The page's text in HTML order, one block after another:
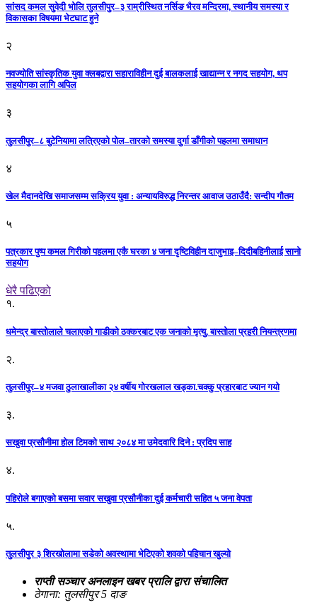
सांसद कमल सुवेदी भोलि तुलसीपुर–३ राम्रीस्थित नर्सिङ भैरव मन्दिरमा, स्थानीय समस्या र
विकासका विषयमा भेटघाट हुने
२
नवज्योति सांस्कृतिक युवा क्लबद्वारा सहाराविहीन दुई बालकलाई खाद्यान्न र नगद सहयोग, थप
सहयोगका लागि अपिल
३
तुलसीपुर–८ बुटेनियामा लत्रिएको पोल–तारको समस्या दुर्गा डाँगीको पहलमा समाधान
४
खेल मैदानदेखि समाजसम्म सक्रिय युवा : अन्यायविरुद्ध निरन्तर आवाज उठाउँदै: सन्दीप गौतम
५
पत्रकार पुष्प कमल गिरीको पहलमा एकै घरका ४ जना दृष्टिविहीन दाजुभाइ–दिदीबहिनीलाई सानो
सहयोग
धेरै पढिएको
१.
धमेन्द्र बास्तोलाले चलाएको गाडीको ठक्करबाट एक जनाको मृत्यु, बास्तोला प्रहरी नियन्त्रणमा
२.
तुलसीपुर–४ मजवा ठुलाखालीका २४ वर्षीय गोरखलाल खड्का.चक्कु प्रहारबाट ज्यान गयो
३.
सखुवा प्रसौनीमा होल टिमको साथ २०८४ मा उमेदवारि दिने : प्रदिप साह
४.
पहिराेले बगाएकाे बसमा सवार सखुवा प्रसाैनीका दुई कर्मचारी सहित ५ जना वेपता
५.
तुलसीपुर ३ शिरखोलामा सडेको अवस्थामा भेटिएको शवको पहिचान खुल्यो
राप्ती सञ्चार अनलाइन खबर प्रालि द्वारा संचालित
ठेगाना: तुलसीपुर 5 दाङ